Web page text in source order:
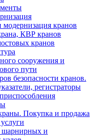
модернизация кранов
КВР кранов
кранов
сооружения и
пути
безопасности кранов.
регистраторы
Покупка и продажа
шарнирных и